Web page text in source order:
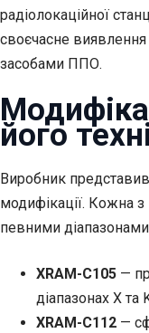
радіолокаційної
своєчасне
засобами ППО.
його
Виробник
модифікації. Кожна
певними діапазонами
XRAM-C105 —
діапазонах Х та
XRAM-C112 —